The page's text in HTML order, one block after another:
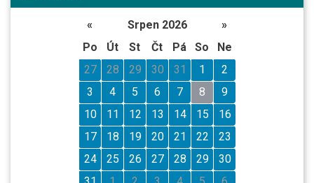
« Srpen 2026
»
Po
Út St Čt Pá So
Ne
27
28 29 30 31 1
2
3
4 5 6 7 8
9
10
11 12 13 14 15
16
17
18 19 20 21 22
23
24
25 26 27 28 29
30